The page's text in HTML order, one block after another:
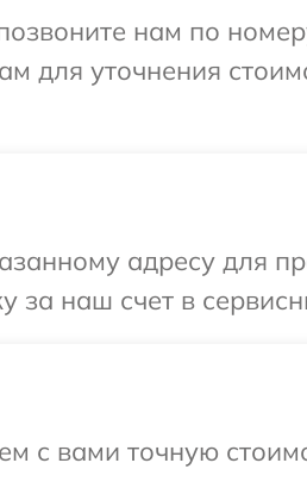
нам по
для уточнения
адресу для
за наш счет в
с вами точную